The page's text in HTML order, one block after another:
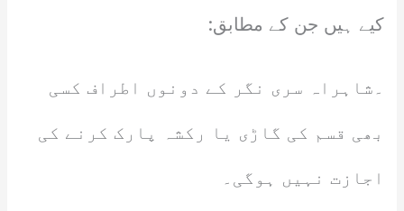
کیے ہیں جن کے مطابق:
۔شاہراہ سری نگر کے دونوں اطراف کسی
بھی قسم کی گاڑی یا رکشہ پارک کرنے کی
اجازت نہیں ہوگی۔